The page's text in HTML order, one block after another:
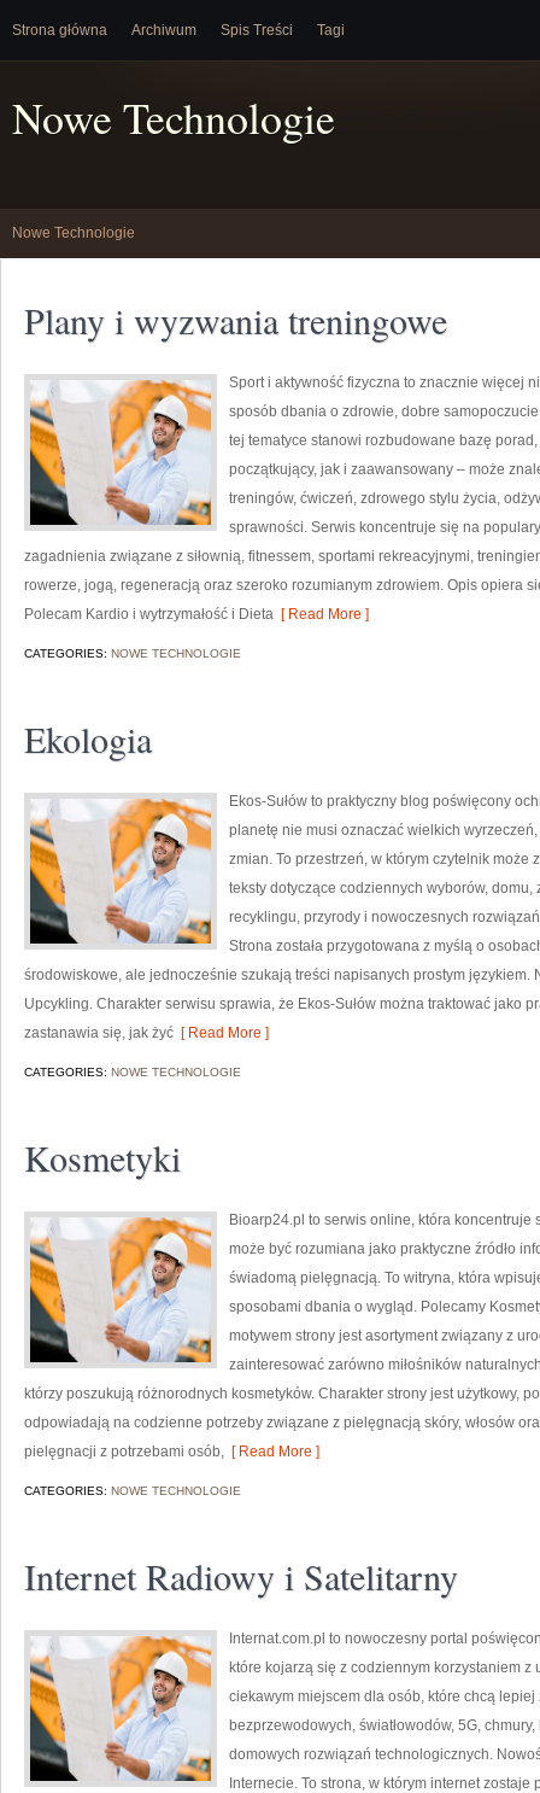
Strona główna Archiwum Spis Treści Tagi
Nowe Technologie
Nowe Technologie
Plany i wyzwania treningowe
Sport i aktywność fizyczna to znacznie więcej
sposób dbania o zdrowie, dobre
tej tematyce stanowi rozbudowane bazę
początkujący, jak i zaawansowany – może
treningów, ćwiczeń, zdrowego stylu życia,
sprawności. Serwis koncentruje się na
zagadnienia związane z siłownią, fitnessem, sportami rekreacyjnymi,
rowerze, jogą, regeneracją oraz szeroko rozumianym zdrowiem. Opis opiera
Polecam Kardio i wytrzymałość i Dieta [ Read More ]
CATEGORIES: NOWE TECHNOLOGIE
Ekologia
Ekos-Sułów to praktyczny blog poświęcony
planetę nie musi oznaczać wielkich
zmian. To przestrzeń, w którym czytelnik może
teksty dotyczące codziennych wyborów,
recyklingu, przyrody i nowoczesnych
Strona została przygotowana z myślą o
środowiskowe, ale jednocześnie szukają treści napisanych prostym językiem.
Upcykling. Charakter serwisu sprawia, że Ekos-Sułów można traktować jako
zastanawia się, jak żyć [ Read More ]
CATEGORIES: NOWE TECHNOLOGIE
Kosmetyki
Bioarp24.pl to serwis online, która koncentruje
może być rozumiana jako praktyczne źródło
świadomą pielęgnacją. To witryna, która
sposobami dbania o wygląd. Polecamy
motywem strony jest asortyment związany z
zainteresować zarówno miłośników
którzy poszukują różnorodnych kosmetyków. Charakter strony jest użytkowy,
odpowiadają na codzienne potrzeby związane z pielęgnacją skóry, włosów
pielęgnacji z potrzebami osób, [ Read More ]
CATEGORIES: NOWE TECHNOLOGIE
Internet Radiowy i Satelitarny
Internat.com.pl to nowoczesny portal
które kojarzą się z codziennym korzystaniem
ciekawym miejscem dla osób, które chcą
bezprzewodowych, światłowodów, 5G,
domowych rozwiązań technologicznych.
Internecie. To strona, w którym internet zostaje